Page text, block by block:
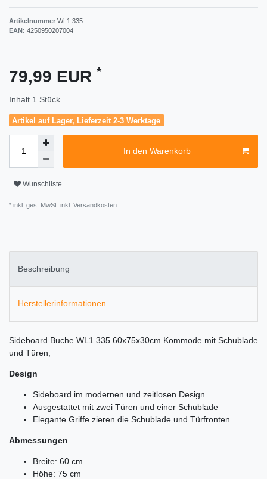
Artikelnummer WL1.335
EAN: 4250950207004
79,99 EUR *
Inhalt 1 Stück
Artikel auf Lager, Lieferzeit 2-3 Werktage
In den Warenkorb
Wunschliste
* inkl. ges. MwSt. inkl. Versandkosten
Beschreibung
Herstellerinformationen
Sideboard Buche WL1.335 60x75x30cm Kommode mit Schublade
und Türen,
Design
Sideboard im modernen und zeitlosen Design
Ausgestattet mit zwei Türen und einer Schublade
Elegante Griffe zieren die Schublade und Türfronten
Abmessungen
Breite: 60 cm
Höhe: 75 cm